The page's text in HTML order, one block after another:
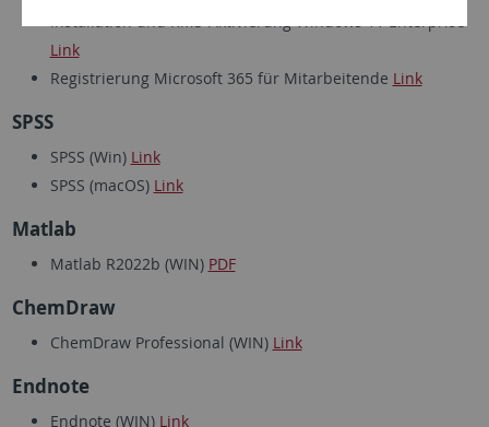
Installation und KMS-Aktivierung Windows 11 Enterprise
Link
Registrierung Microsoft 365 für Mitarbeitende Link
SPSS
SPSS (Win) Link
SPSS (macOS) Link
Matlab
Matlab R2022b (WIN) PDF
ChemDraw
ChemDraw Professional (WIN) Link
Endnote
Endnote (WIN) Link